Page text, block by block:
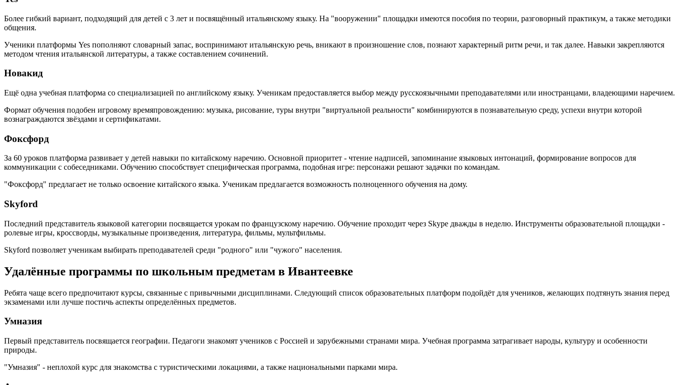
Более гибкий вариант, подходящий для детей с 3 лет и посвящённый итальянскому языку. На "вооружении" площадки имеются пособия по теории, разговорный практикум, а также методики
общения.
Ученики платформы Yes пополняют словарный запас, воспринимают итальянскую речь, вникают в произношение слов, познают характерный ритм речи, и так далее. Навыки закрепляются
методом чтения итальянской литературы, а также составлением сочинений.
Новакид
Ещё одна учебная платформа со специализацией по английскому языку. Ученикам предоставляется выбор между русскоязычными преподавателями или иностранцами, владеющими наречием.
Формат обучения подобен игровому времяпровождению: музыка, рисование, туры внутри "виртуальной реальности" комбинируются в познавательную среду, успехи внутри которой
вознаграждаются звёздами и сертификатами.
Фоксфорд
За 60 уроков платформа развивает у детей навыки по китайскому наречию. Основной приоритет - чтение надписей, запоминание языковых интонаций, формирование вопросов для
коммуникации с собеседниками. Обучению способствует специфическая программа, подобная игре: персонажи решают задачки по командам.
"Фоксфорд" предлагает не только освоение китайского языка. Ученикам предлагается возможность полноценного обучения на дому.
Skyford
Последний представитель языковой категории посвящается урокам по французскому наречию. Обучение проходит через Skype дважды в неделю. Инструменты образовательной площадки -
ролевые игры, кроссворды, музыкальные произведения, литература, фильмы, мультфильмы.
Skyford позволяет ученикам выбирать преподавателей среди "родного" или "чужого" населения.
Удалённые программы по школьным предметам в Ивантеевке
Ребята чаще всего предпочитают курсы, связанные с привычными дисциплинами. Следующий список образовательных платформ подойдёт для учеников, желающих подтянуть знания перед
экзаменами или лучше постичь аспекты определённых предметов.
Умназия
Первый представитель посвящается географии. Педагоги знакомят учеников с Россией и зарубежными странами мира. Учебная программа затрагивает народы, культуру и особенности
природы.
"Умназия" - неплохой курс для знакомства с туристическими локациями, а также национальными парками мира.